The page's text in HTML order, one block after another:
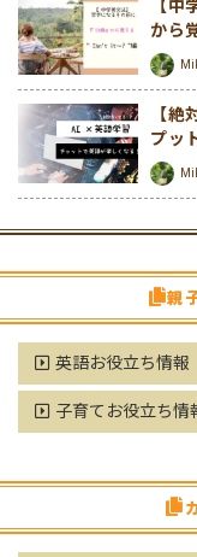
【中
から
【
プッ
親
英語お役立ち情報
子育てお役立ち情